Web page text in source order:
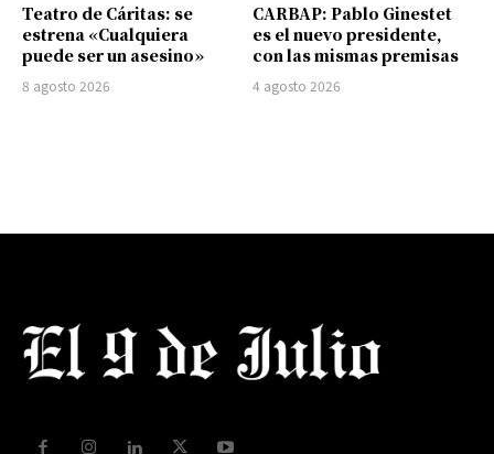
Teatro de Cáritas: se
estrena «Cualquiera
puede ser un asesino»
8 agosto 2026
CARBAP: Pablo Ginestet
es el nuevo presidente,
con las mismas premisas
4 agosto 2026